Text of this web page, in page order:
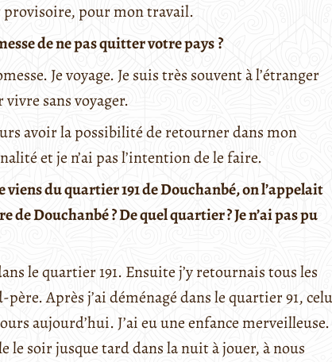
provisoire, pour mon travail.
de ne pas quitter votre pays?
Je voyage. Je suis très souvent à l’étranger
sans voyager.
avoir la possibilité de retourner dans mon
et je n’ai pas l’intention de le faire.
du quartier 191 de Douchanbé, on l’appelait
Douchanbé ? De quel quartier ? Je n’ai pas pu
le quartier 191. Ensuite j’y retournais tous les
Après j’ai déménagé dans le quartier 91,
aujourd’hui. J’ai eu une enfance merveilleuse.
le soir jusque tard dans la nuit à jouer, à nous